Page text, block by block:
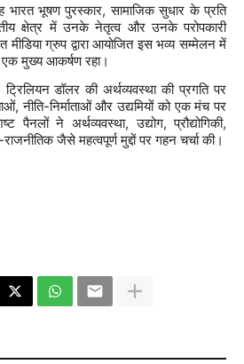
भारत भूषण पुरस्कार,सामाजिक सुधार के प्रति
क्षेत्र में उनके नेतृत्व और उनके परोपकारी
मीडिया ग्रुप द्वारा आयोजित इस भव्य सम्मेलन में
एक मुख्य आकर्षण रहा।
ट्रिलियन डॉलर की अर्थव्यवस्था की प्रगति पर
,नीति-निर्माताओं और उद्यमियों को एक मंच पर
पैनलों ने अर्थव्यवस्था,उद्योग,प्रौद्योगिकी,
राजनीतिक जैसे महत्वपूर्ण मुद्दों पर गहन चर्चा की।